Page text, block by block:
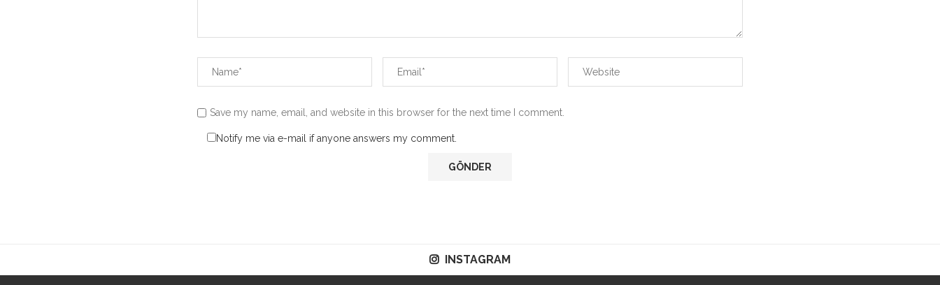
Save my name, email, and website in this browser for the next time I comment.
Notify me via e-mail if anyone answers my comment.
INSTAGRAM